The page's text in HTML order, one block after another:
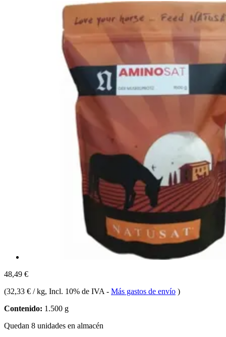
48,49 €
(32,33 € / kg, Incl. 10% de IVA - Más gastos de envío )
Contenido: 1.500 g
Quedan 8 unidades en almacén